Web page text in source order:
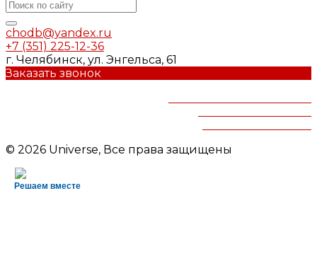
chodb@yandex.ru
+7 (351) 225-12-36
г. Челябинск, ул. Энгельса, 61
Заказать звонок
© 2026 Universe, Все права защищены
Решаем вместе